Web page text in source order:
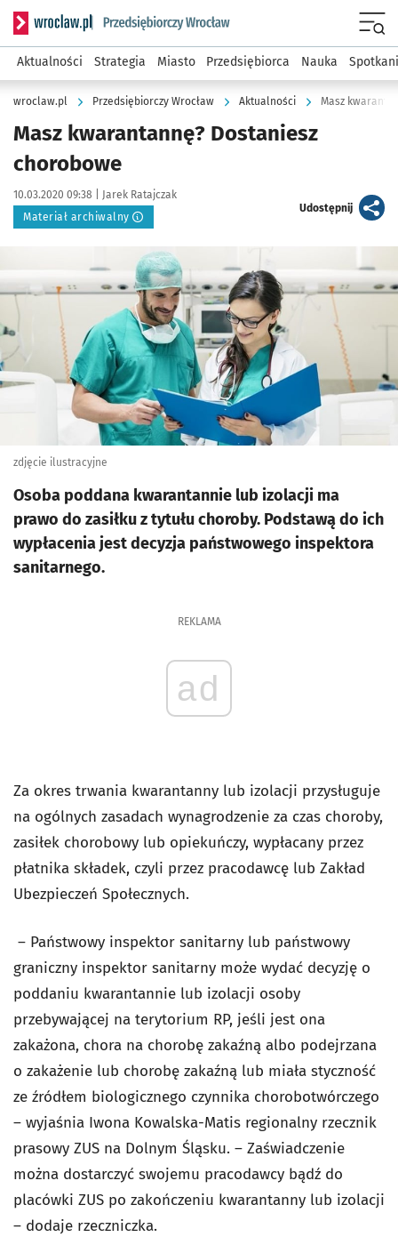
Serwis informacyjny wroclaw.pl podserwis: Strategia
Aktualności Strategia Miasto Przedsiębiorca Nauka
wroclaw.pl Przedsiębiorczy Wrocław Aktualności Masz
Masz kwarantannę? Dostaniesz
chorobowe
Data publikacji:
10.03.2020 09:38 | Autor:
Jarek Ratajczak
Materiał archiwalny
Udostępnijartykuł
Kliknij, aby powiększyć
zdjęcie ilustracyjne
Osoba poddana kwarantannie lub izolacji ma
prawo do zasiłku z tytułu choroby. Podstawą do ich
wypłacenia jest decyzja państwowego inspektora
sanitarnego.
REKLAMA
ad
Za okres trwania kwarantanny lub izolacji przysługuje
na ogólnych zasadach wynagrodzenie za czas choroby,
zasiłek chorobowy lub opiekuńczy, wypłacany przez
płatnika składek, czyli przez pracodawcę lub Zakład
Ubezpieczeń Społecznych.
– Państwowy inspektor sanitarny lub państwowy
graniczny inspektor sanitarny może wydać decyzję o
poddaniu kwarantannie lub izolacji osoby
przebywającej na terytorium RP, jeśli jest ona
zakażona, chora na chorobę zakaźną albo podejrzana
o zakażenie lub chorobę zakaźną lub miała styczność
ze źródłem biologicznego czynnika chorobotwórczego
– wyjaśnia Iwona Kowalska-Matis regionalny rzecznik
prasowy ZUS na Dolnym Śląsku. – Zaświadczenie
można dostarczyć swojemu pracodawcy bądź do
placówki ZUS po zakończeniu kwarantanny lub izolacji
– dodaje rzeczniczka.